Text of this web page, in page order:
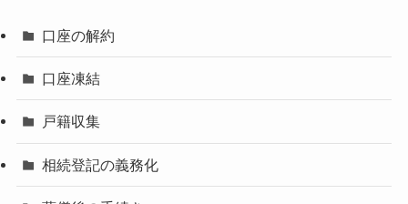
口座の解約
口座凍結
戸籍収集
相続登記の義務化